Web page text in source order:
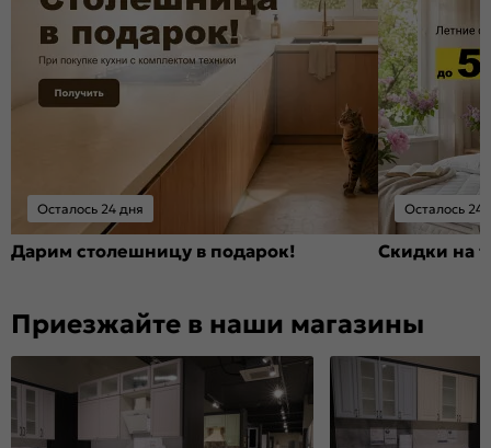
Осталось 24 дня
Дарим столешницу в подарок!
Осталось 24
Скидки на
Приезжайте в наши магазины